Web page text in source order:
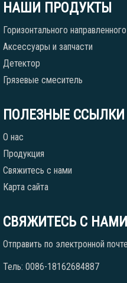
НАШИ ПРОДУКТЫ
Горизонтального
Аксессуары и запчасти
Детектор
Грязевые смеситель
ПОЛЕЗНЫЕ ССЫЛКИ
О нас
Продукция
Свяжитесь с нами
Карта сайта
СВЯЖИТЕСЬ С НАМИ
Отправить по электронной
Тель: 0086-18162684887